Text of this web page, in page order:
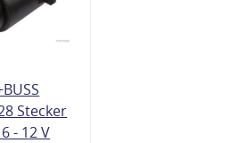
Stecker
- 12 V